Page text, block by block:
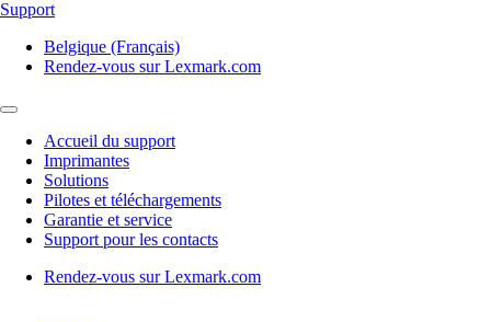
Support
Belgique (Français)
Rendez-vous sur Lexmark.com
Accueil du support
Imprimantes
Solutions
Pilotes et téléchargements
Garantie et service
Support pour les contacts
Rendez-vous sur Lexmark.com